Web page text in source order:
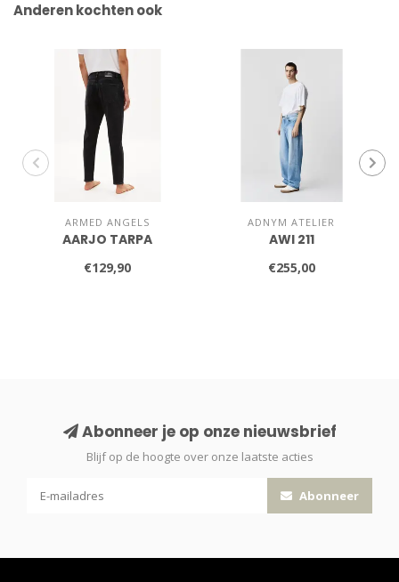
Anderen kochten ook
ARMED ANGELS
AARJO TARPA
€129,90
ADNYM ATELIER
AWI 211
€255,00
Abonneer je op onze nieuwsbrief
Blijf op de hoogte over onze laatste acties
Abonneer